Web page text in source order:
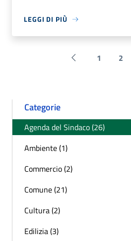
LEGGI DI PIÙ
Pagina precedente
1 2
Categorie
Agenda del Sindaco (26)
Ambiente (1)
Commercio (2)
Comune (21)
Cultura (2)
Edilizia (3)